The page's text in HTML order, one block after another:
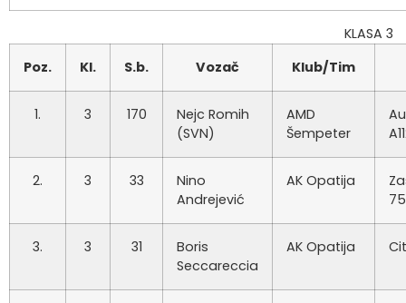
KLASA 3
Poz.
Kl. S.b. Vozač Klub/Tim
1. 3 170
Nejc Romih
(SVN)
AMD
Šempeter
2. 3 33
Nino
Andrejević
AK Opatija
3. 3 31
Boris
Seccareccia
AK Opatija